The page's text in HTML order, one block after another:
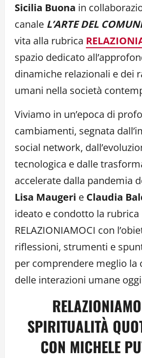
Sicilia Buona in
canale L’ARTE DEL
vita alla rubrica
spazio dedicato
dinamiche relazionali e dei
umani nella società
Viviamo in un’epoca di
cambiamenti, segnata
social network,
tecnologica e dalle
accelerate dalla pandemia
Lisa Maugeri e Claudia
ideato e condotto la rubrica
RELAZIONIAMOCI con
riflessioni, strumenti e
per comprendere meglio la
delle interazioni umane
SPIRITUALITÀ
CON MICHELE